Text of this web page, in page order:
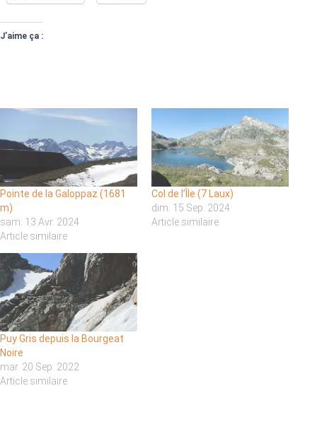
J’aime ça :
Pointe de la Galoppaz (1681
m)
sam. 13 Avr. 2024
Article similaire
Col de l’Île (7 Laux)
dim. 15 Sep. 2024
Article similaire
Puy Gris depuis la Bourgeat
Noire
mar. 20 Sep. 2022
Article similaire